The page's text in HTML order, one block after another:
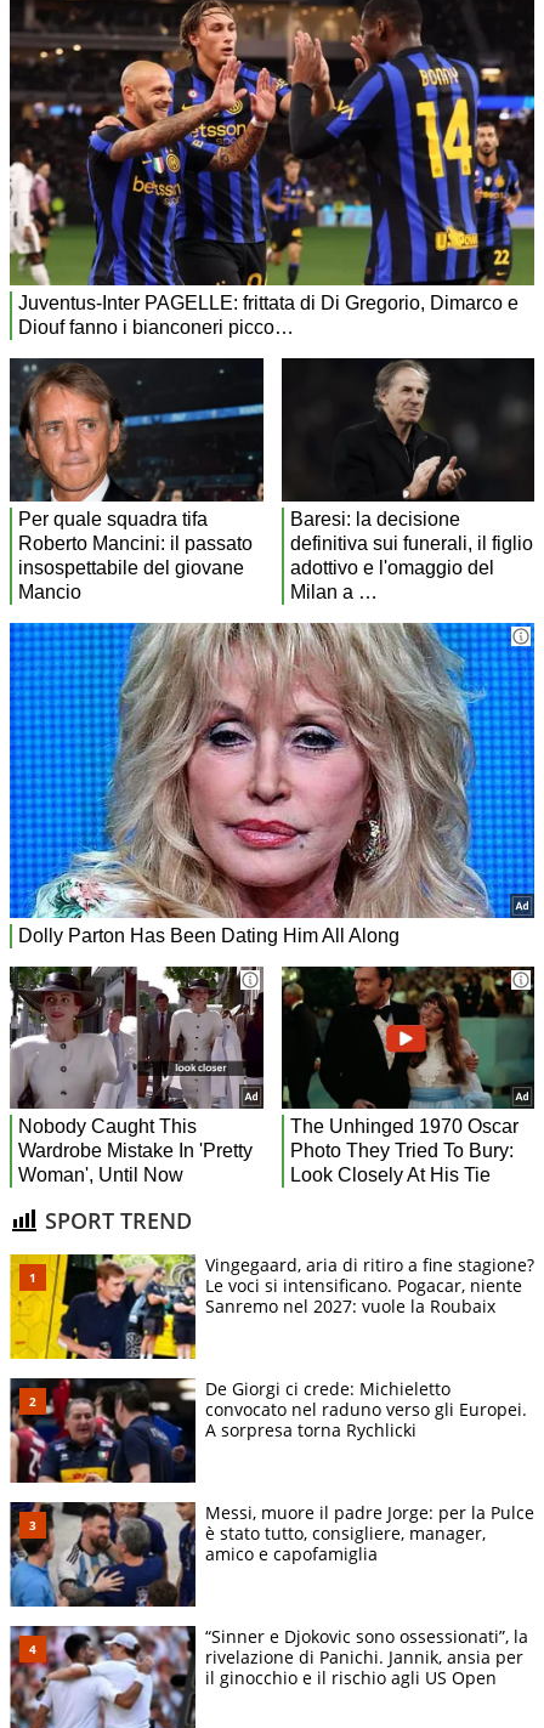
SPORT TREND
Vingegaard, aria di ritiro a fine stagione?
Le voci si intensificano. Pogacar, niente
Sanremo nel 2027: vuole la Roubaix
De Giorgi ci crede: Michieletto
convocato nel raduno verso gli Europei.
A sorpresa torna Rychlicki
Messi, muore il padre Jorge: per la Pulce
è stato tutto, consigliere, manager,
amico e capofamiglia
“Sinner e Djokovic sono ossessionati”, la
rivelazione di Panichi. Jannik, ansia per
il ginocchio e il rischio agli US Open